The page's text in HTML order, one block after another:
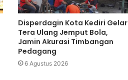
Disperdagin Kota Kediri Gelar
Tera Ulang Jemput Bola,
Jamin Akurasi Timbangan
Pedagang
6 Agustus 2026